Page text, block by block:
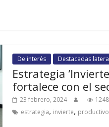
De interés Destacadas
Estrategia
fortalece con el
23 febrero, 2024
estrategia, invierte, productivo